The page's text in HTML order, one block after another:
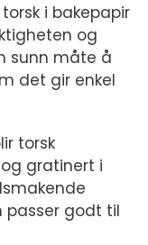
i bakepapir
og
sunn måte å
det gir enkel
torsk
gratinert i
passer godt til